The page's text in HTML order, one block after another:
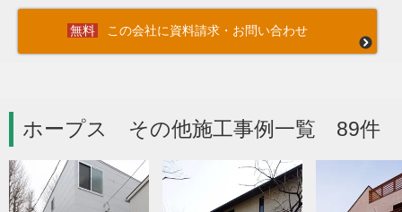
この会社に資料請求・お問い合わせ
ホープス その他施工事例一覧 89件